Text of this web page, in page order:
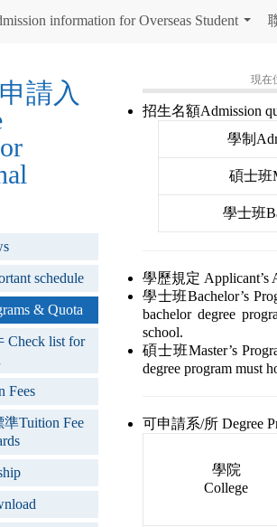
information for Overseas Student
請入
schedule
& Quota
Check list for
Fees
Tuition Fee
現在
招生名額Admission
學制
碩士班
學士班
學歷規定 Applicant’s
學士班Bachelor’s
bachelor degree
school.
碩士班Master’s
degree program must
可申請系/所 Degree
學院
College